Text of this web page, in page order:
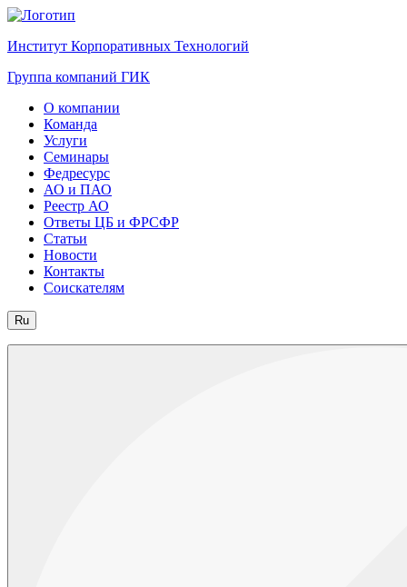
Институт Корпоративных Технологий
Группа компаний ГИК
О компании
Команда
Услуги
Семинары
Федресурс
АО и ПАО
Реестр АО
Ответы ЦБ и ФРСФР
Статьи
Новости
Контакты
Соискателям
Ru